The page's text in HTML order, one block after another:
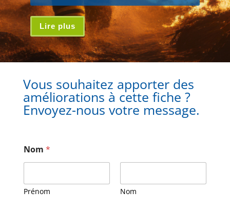
Lire plus
Vous souhaitez apporter des
améliorations à cette fiche ?
Envoyez-nous votre message.
Nom *
Prénom Nom